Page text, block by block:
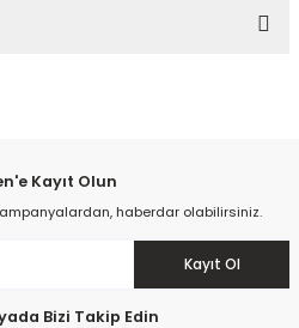
Kayıt Olun
haberdar olabilirsiniz.
Kayıt Ol
Bizi Takip Edin